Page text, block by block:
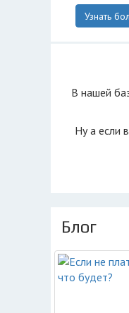
Узнать
В нашей
Ну а если
Блог